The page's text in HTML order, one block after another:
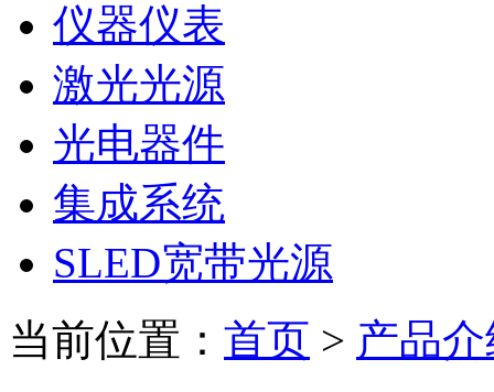
仪器仪表
激光光源
光电器件
集成系统
SLED宽带光源
当前位置： 首页 > 产品